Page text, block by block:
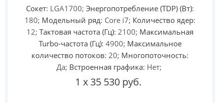
Сокет: LGA1700; Энергопотребление (TDP) (Вт):
180; Модельный ряд: Core i7; Количество ядер:
12; Тактовая частота (Гц): 2100; Максимальная
Turbo-частота (Гц): 4900; Максимальное
количество потоков: 20; Многопоточность:
Да; Встроенная графика: Нет;
1 x 35 530 руб.